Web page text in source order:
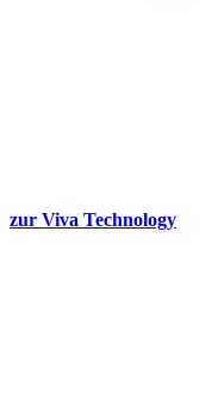
zur Viva Technology